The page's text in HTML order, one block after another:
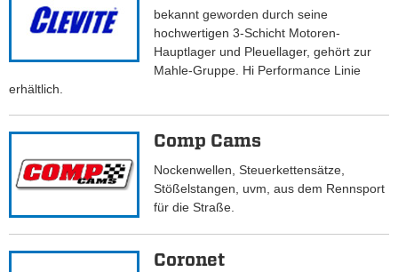
bekannt geworden durch seine
hochwertigen 3-Schicht Motoren-
Hauptlager und Pleuellager, gehört zur
Mahle-Gruppe. Hi Performance Linie
erhältlich.
Comp Cams
Nockenwellen, Steuerkettensätze,
Stößelstangen, uvm, aus dem Rennsport
für die Straße.
Coronet